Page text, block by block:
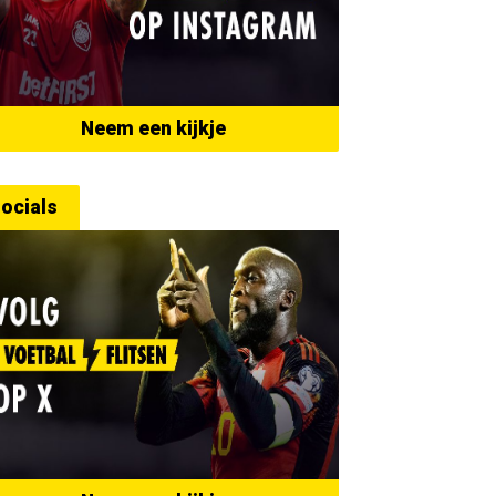
Neem een kijkje